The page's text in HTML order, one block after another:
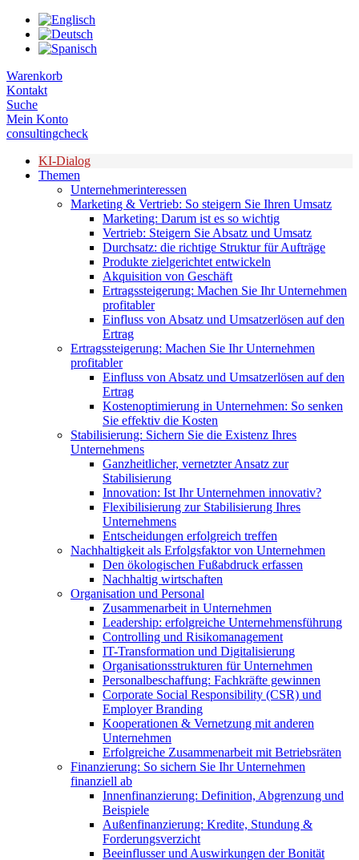
Zum
Inhalt
springen
Warenkorb
Kontakt
Suche
Mein Konto
consultingcheck
KI-Dialog
Themen
Unternehmerinteressen
Marketing & Vertrieb: So steigern Sie Ihren Umsatz
Marketing: Darum ist es so wichtig
Vertrieb: Steigern Sie Absatz und Umsatz
Durchsatz: die richtige Struktur für Aufträge
Produkte zielgerichtet entwickeln
Akquisition von Geschäft
Ertragssteigerung: Machen Sie Ihr Unternehmen
profitabler
Einfluss von Absatz und Umsatzerlösen auf den
Ertrag
Ertragssteigerung: Machen Sie Ihr Unternehmen
profitabler
Einfluss von Absatz und Umsatzerlösen auf den
Ertrag
Kostenoptimierung in Unternehmen: So senken
Sie effektiv die Kosten
Stabilisierung: Sichern Sie die Existenz Ihres
Unternehmens
Ganzheitlicher, vernetzter Ansatz zur
Stabilisierung
Innovation: Ist Ihr Unternehmen innovativ?
Flexibilisierung zur Stabilisierung Ihres
Unternehmens
Entscheidungen erfolgreich treffen
Nachhaltigkeit als Erfolgsfaktor von Unternehmen
Den ökologischen Fußabdruck erfassen
Nachhaltig wirtschaften
Organisation und Personal
Zusammenarbeit in Unternehmen
Leadership: erfolgreiche Unternehmensführung
Controlling und Risikomanagement
IT-Transformation und Digitalisierung
Organisationsstrukturen für Unternehmen
Personalbeschaffung: Fachkräfte gewinnen
Corporate Social Responsibility (CSR) und
Employer Branding
Kooperationen & Vernetzung mit anderen
Unternehmen
Erfolgreiche Zusammenarbeit mit Betriebsräten
Finanzierung: So sichern Sie Ihr Unternehmen
finanziell ab
Innenfinanzierung: Definition, Abgrenzung und
Beispiele
Außenfinanzierung: Kredite, Stundung &
Forderungsverzicht
Beeinflusser und Auswirkungen der Bonität